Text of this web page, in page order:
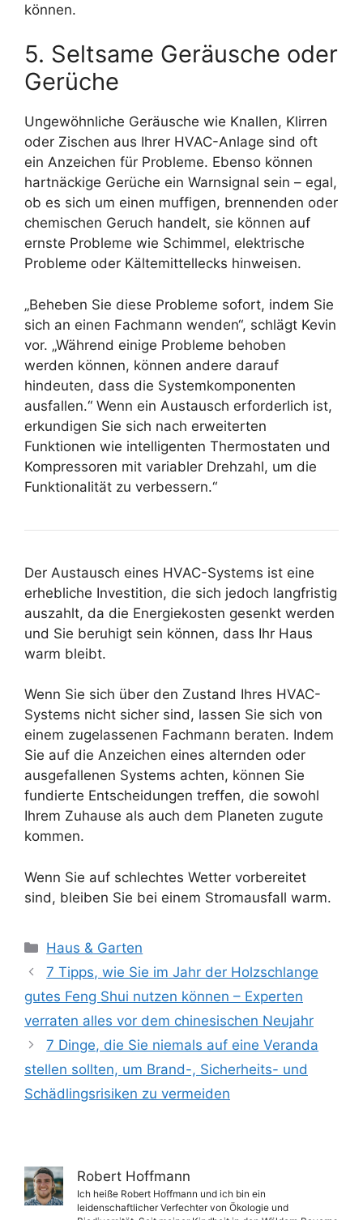
können.
5. Seltsame Geräusche oder
Gerüche
Ungewöhnliche Geräusche wie Knallen, Klirren
oder Zischen aus Ihrer HVAC-Anlage sind oft
ein Anzeichen für Probleme. Ebenso können
hartnäckige Gerüche ein Warnsignal sein – egal,
ob es sich um einen muffigen, brennenden oder
chemischen Geruch handelt, sie können auf
ernste Probleme wie Schimmel, elektrische
Probleme oder Kältemittellecks hinweisen.
„Beheben Sie diese Probleme sofort, indem Sie
sich an einen Fachmann wenden“, schlägt Kevin
vor. „Während einige Probleme behoben
werden können, können andere darauf
hindeuten, dass die Systemkomponenten
ausfallen.“ Wenn ein Austausch erforderlich ist,
erkundigen Sie sich nach erweiterten
Funktionen wie intelligenten Thermostaten und
Kompressoren mit variabler Drehzahl, um die
Funktionalität zu verbessern.“
Der Austausch eines HVAC-Systems ist eine
erhebliche Investition, die sich jedoch langfristig
auszahlt, da die Energiekosten gesenkt werden
und Sie beruhigt sein können, dass Ihr Haus
warm bleibt.
Wenn Sie sich über den Zustand Ihres HVAC-
Systems nicht sicher sind, lassen Sie sich von
einem zugelassenen Fachmann beraten. Indem
Sie auf die Anzeichen eines alternden oder
ausgefallenen Systems achten, können Sie
fundierte Entscheidungen treffen, die sowohl
Ihrem Zuhause als auch dem Planeten zugute
kommen.
Wenn Sie auf schlechtes Wetter vorbereitet
sind, bleiben Sie bei einem Stromausfall warm.
Kategorien
Haus & Garten
7 Tipps, wie Sie im Jahr der Holzschlange
gutes Feng Shui nutzen können – Experten
verraten alles vor dem chinesischen Neujahr
7 Dinge, die Sie niemals auf eine Veranda
stellen sollten, um Brand-, Sicherheits- und
Schädlingsrisiken zu vermeiden
Robert Hoffmann
Ich heiße Robert Hoffmann und ich bin ein
leidenschaftlicher Verfechter von Ökologie und